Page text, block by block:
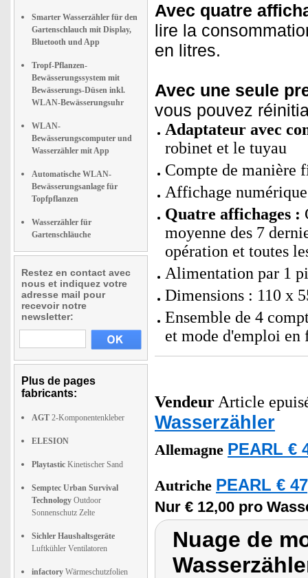
Smarter Wasserzähler für den
Gartenschlauch mit Display,
Bluetooth und App
Tropf-Pflanzen-
Bewässerungssystem mit
Bewässerungs-Düsen inkl.
WLAN-Bewässerungsuhr
WLAN-
Bewässerungscomputer und
Wasserzähler mit App
Automatische WLAN-
Bewässerungsanlage für
Topfpflanzen
Wasserzähler für
Gartenschläuche
Restez en contact avec
nous et indiquez votre
adresse mail pour
recevoir notre
newsletter:
Plus de pages
fabricants:
AGT 2-Komponentenkleber
ELESION
Playtastic Kinetischer Sand
Semptec Urban Survival
Technology Outdoor
Sonnenschutz Zelte
Sichler Haushaltsgeräte
Luftkühler Ventilatoren
infactory Wärmeschutzfolien
Avec quatre
lire la
en litres.
Avec une seule
vous pouvez
Adaptateur avec
robinet et le tuyau
Compte de manière
Affichage
Quatre affichages :
moyenne des 7
opération et toutes
Alimentation par 1
Dimensions : 110 x
Ensemble de 4
et mode d'emploi en
Vendeur Article
Wasserzähler
Allemagne PEARL €
Autriche PEARL €
Nur € 12,00 pro
Nuage de